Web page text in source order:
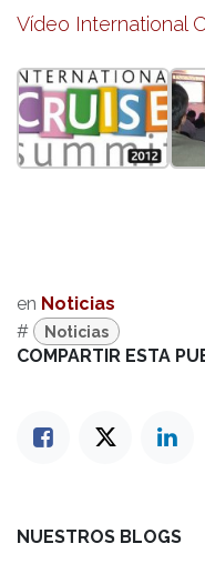
Vídeo International
en Noticias
#
Noticias
COMPARTIR ESTA
NUESTROS BLOGS